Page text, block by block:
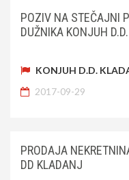
POZIV NA STEČAJNI
DUŽNIKA KONJUH
KONJUH D.D.
2017-09-29
PRODAJA
DD KLADANJ